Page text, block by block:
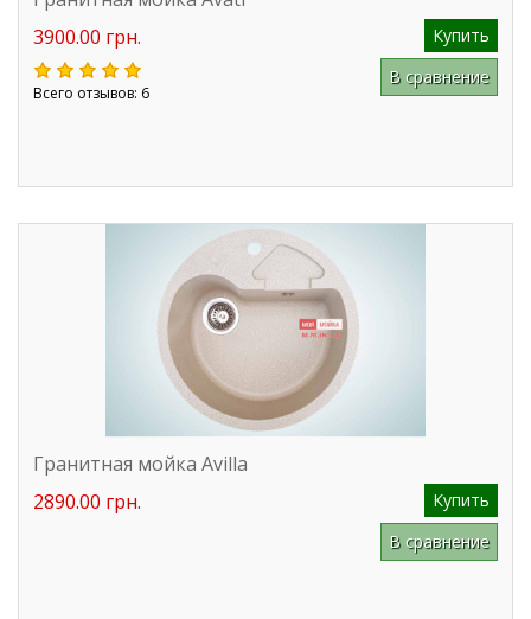
3900.00 грн.
Купить
Всего отзывов: 6
В сравнение
Гранитная мойка Avilla
2890.00 грн.
Купить
В сравнение